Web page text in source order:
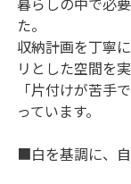
た。
収納計画を丁寧
リとした空間を実
「片付けが苦手
っています。
■白を基調に、